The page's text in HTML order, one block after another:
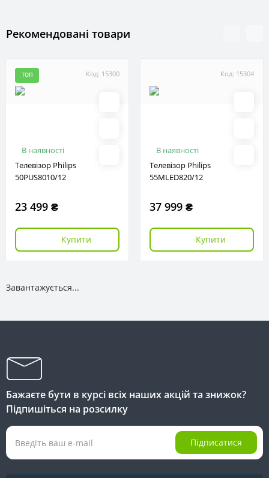
Рекомендовані товари
Код: 15300
ТОП
В наявності
Телевізор Philips
50PUS8010/12
23 499 ₴
Купити
Код: 15304
В наявності
Телевізор Philips
55MLED820/12
37 999 ₴
Купити
Завантажується...
Бажаєте бути в курсі всіх наших акцій та знижок?
Підпишіться на розсилку
Підписатися